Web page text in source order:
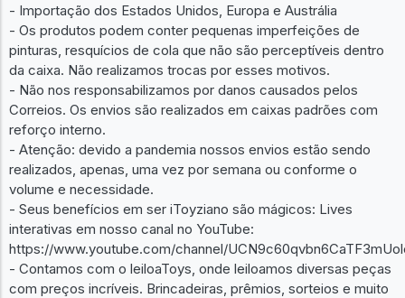
- Importação dos Estados Unidos, Europa e Austrália
- Os produtos podem conter pequenas imperfeições de
pinturas, resquícios de cola que não são perceptíveis dentro
da caixa. Não realizamos trocas por esses motivos.
- Não nos responsabilizamos por danos causados pelos
Correios. Os envios são realizados em caixas padrões com
reforço interno.
- Atenção: devido a pandemia nossos envios estão sendo
realizados, apenas, uma vez por semana ou conforme o
volume e necessidade.
- Seus benefícios em ser iToyziano são mágicos: Lives
interativas em nosso canal no YouTube:
https://www.youtube.com/channel/
- Contamos com o leiloaToys, onde leiloamos diversas peças
com preços incríveis. Brincadeiras, prêmios, sorteios e muito